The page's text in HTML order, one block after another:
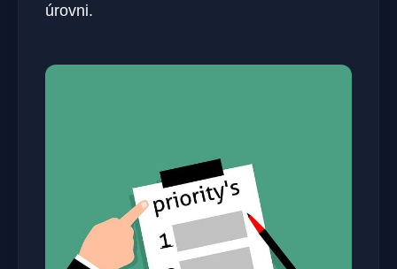
úrovni.